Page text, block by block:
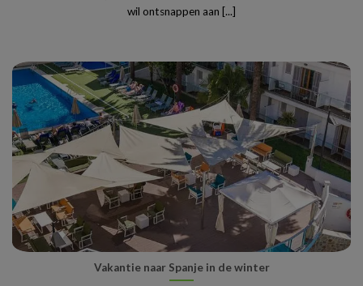
wil ontsnappen aan [...]
Vakantie naar Spanje in de winter